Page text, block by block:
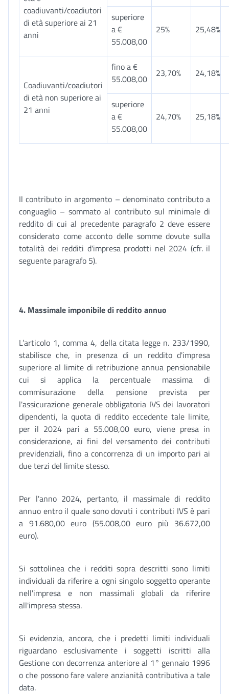
coadiuvanti/coadiutori
di età superiore ai 21
anni
superiore
a €
55.008,00
25% 25,48%
Coadiuvanti/coadiutori
di età non superiore ai
21 anni
fino a €
55.008,00
23,70% 24,18%
superiore
a €
55.008,00
24,70% 25,18%
Il contributo in argomento – denominato contributo a
conguaglio – sommato al contributo sul minimale di
reddito di cui al precedente paragrafo 2 deve essere
considerato come acconto delle somme dovute sulla
totalità dei redditi d'impresa prodotti nel 2024 (cfr. il
seguente paragrafo 5).
4. Massimale imponibile di reddito annuo
L’articolo 1, comma 4, della citata legge n. 233/1990,
stabilisce che, in presenza di un reddito d'impresa
superiore al limite di retribuzione annua pensionabile
cui si applica la percentuale massima di
commisurazione della pensione prevista per
l'assicurazione generale obbligatoria IVS dei lavoratori
dipendenti, la quota di reddito eccedente tale limite,
per il 2024 pari a 55.008,00 euro, viene presa in
considerazione, ai fini del versamento dei contributi
previdenziali, fino a concorrenza di un importo pari ai
due terzi del limite stesso.
Per l'anno 2024, pertanto, il massimale di reddito
annuo entro il quale sono dovuti i contributi IVS è pari
a 91.680,00 euro (55.008,00 euro più 36.672,00
euro).
Si sottolinea che i redditi sopra descritti sono limiti
individuali da riferire a ogni singolo soggetto operante
nell'impresa e non massimali globali da riferire
all'impresa stessa.
Si evidenzia, ancora, che i predetti limiti individuali
riguardano esclusivamente i soggetti iscritti alla
Gestione con decorrenza anteriore al 1° gennaio 1996
o che possono fare valere anzianità contributiva a tale
data.